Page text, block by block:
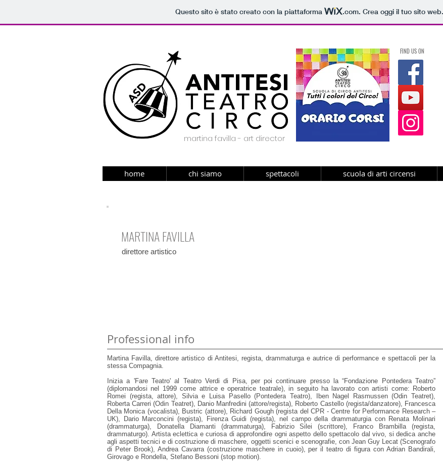
Questo sito è stato creato con la piattaforma .com. Crea oggi il tuo sito web.
martina favilla - art director
FIND US ON
home chi siamo spettacoli scuola di arti circensi
MARTINA FAVILLA
direttore artistico
Professional info
Martina Favilla, direttore artistico di Antitesi, regista, drammaturga e autrice di performance e spettacoli per la
stessa Compagnia.
Inizia a 'Fare Teatro' al Teatro Verdi di Pisa, per poi continuare presso la “Fondazione Pontedera Teatro”
(diplomandosi nel 1999 come attrice e operatrice teatrale), in seguito ha lavorato con artisti come: Roberto
Romei (regista, attore), Silvia e Luisa Pasello (Pontedera Teatro), Iben Nagel Rasmussen (Odin Teatret),
Roberta Carreri (Odin Teatret), Danio Manfredini (attore/regista), Roberto Castello (regista/danzatore), Francesca
Della Monica (vocalista), Bustric (attore), Richard Gough (regista del CPR - Centre for Performance Research –
UK), Dario Marconcini (regista), Firenza Guidi (regista), nel campo della drammaturgia con Renata Molinari
(drammaturga), Donatella Diamanti (drammaturga), Fabrizio Silei (scrittore), Franco Brambilla (regista,
drammaturgo). Artista eclettica e curiosa di approfondire ogni aspetto dello spettacolo dal vivo, si dedica anche
agli aspetti tecnici e di costruzione di maschere, oggetti scenici e scenografie, con Jean Guy Lecat (Scenografo
di Peter Brook), Andrea Cavarra (costruzione maschere in cuoio), per il teatro di figura con Adrian Bandirali,
Girovago e Rondella, Stefano Bessoni (stop motion).